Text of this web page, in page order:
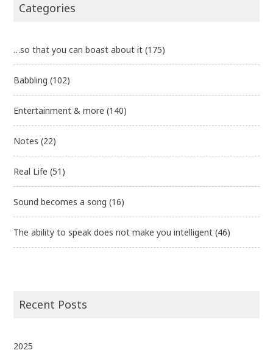
Categories
…so that you can boast about it (175)
Babbling (102)
Entertainment & more (140)
Notes (22)
Real Life (51)
Sound becomes a song (16)
The ability to speak does not make you intelligent (46)
Recent Posts
2025